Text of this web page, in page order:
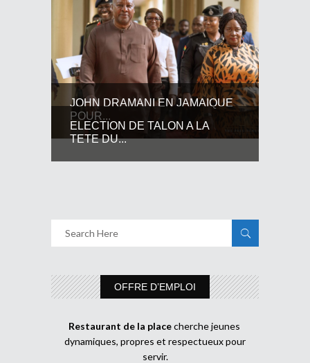
JOHN DRAMANI EN JAMAIQUE
POUR...
ELECTION DE TALON A LA
TETE DU...
OFFRE D’EMPLOI
Restaurant de la placecherche jeunes
dynamiques, propres et respectueux pour
servir.